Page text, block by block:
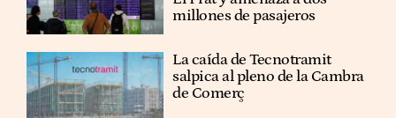
millones de pasajeros
La caída de Tecnotramit
salpica al pleno de la Cambra
de Comerç